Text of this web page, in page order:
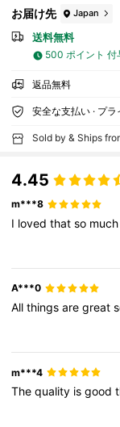
お届け先 Japan
送料無料
500 ポイント 付
返品無料
安全な支払い · プ
Sold by & Ships
4.45
m***8
I lovedthatso much
A***0
Allthingsaregreat
m***4
Thequality isgood